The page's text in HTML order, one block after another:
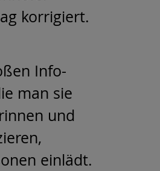
korrigiert.
Info-
man sie
und
einlädt.